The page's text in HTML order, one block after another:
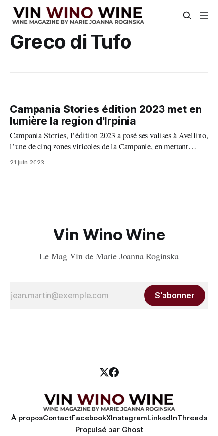
Greco di Tufo
Campania Stories édition 2023 met en
lumière la region d'Irpinia
Campania Stories, l’édition 2023 a posé ses valises à Avellino,
l’une de cinq zones viticoles de la Campanie, en mettant
l’accent sur la région d’Irpinia, connue par ces grands vins
rouges issus d’Aglianico et de grands vins blancs issus de
21 juin 2023
Vin Wino Wine
Le Mag Vin de Marie Joanna Roginska
S'abonner
À proposContactFacebookXInstagramLinkedInThreads
Propulsé par Ghost